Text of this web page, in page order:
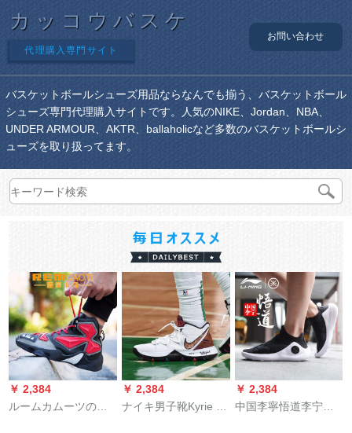
カッコウバスケ
代理購入専門サイト
お問い合わせ
バスケットボールシューズ用品ならなんでも揃う、バスケットボール
シューズ専門代理購入サイトです。人気のNIKE、Jordan、NBA、
UNDER ARMOUR、AKTR、ballaholicなど多数のバスケットボールシ
ューズを取り扱ってます。
￥ 2,384
ルームカムーツのブ
￥ 2,384
ナイキ男子靴Kyrie 5
￥ 2,384
中国李寧悟道李宁